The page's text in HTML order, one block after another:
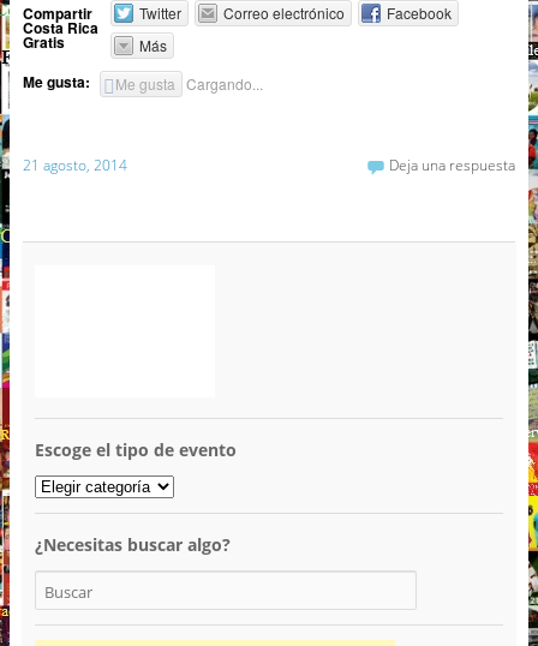
Compartir
Costa Rica
Gratis
Twitter Correo electrónico
Facebook
Más
Me gusta: Me gusta Cargando...
21 agosto, 2014 Deja una respuesta
Escoge el tipo de evento
¿Necesitas buscar algo?